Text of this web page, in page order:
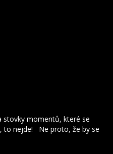
momentů, které se
to nejde! Ne proto, že by se